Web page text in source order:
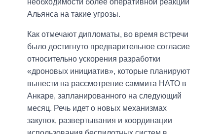
необходимости более оперативной реакции
Альянса на такие угрозы.
Как отмечают дипломаты, во время встречи
было достигнуто предварительное согласие
относительно ускорения разработки
«дроновых инициатив», которые планируют
вынести на рассмотрение саммита НАТО в
Анкаре, запланированного на следующий
месяц. Речь идет о новых механизмах
закупок, развертывания и координации